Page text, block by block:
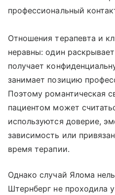
профессиональный
Отношения терапевта и
неравны: один
получает
занимает позицию
Поэтому романтическая
пациентом может
используются доверие,
зависимость или
время терапии.
Однако случай Ялома
Штернберг не проходила